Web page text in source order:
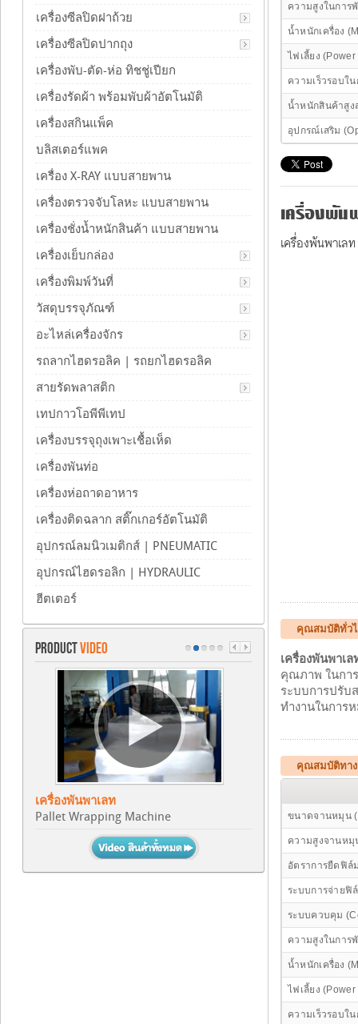
ความสูงในการ
น้ำหนักเครื่อง
ไฟเลี้ยง
ความเร็วรอบใ
น้ำหนักสินค้าสูง
อุปกรณ์เสริม
เครื่องพันพ
เครื่องพันพาเลท
คุณสมบัติทั่วไ
เครื่องพันพาเล
คุณภาพ ในกา
ระบบการปรับ
ทำงานในการ
คุณสมบัติทาง
ขนาดจานหมุน
ความสูงจานหมุ
อัตราการยืดฟิล์
ระบบการจ่ายฟิ
ระบบควบคุม
ความสูงในการ
น้ำหนักเครื่อง
ไฟเลี้ยง
ความเร็วรอบใ
เครื่องซีลปิดฝาถ้วย
เครื่องซีลปิดปากถุง
เครื่องพับ-ตัด-ห่อ ทิชชู่เปียก
เครื่องรัดผ้า พร้อมพับผ้าอัตโนมัติ
เครื่องสกินแพ็ค
บลิสเตอร์แพค
เครื่อง X-RAY แบบสายพาน
เครื่องตรวจจับโลหะ แบบสายพาน
เครื่องชั่งน้ำหนักสินค้า แบบสายพาน
เครื่องเย็บกล่อง
เครื่องพิมพ์วันที่
วัสดุบรรจุภัณฑ์
อะไหล่เครื่องจักร
รถลากไฮดรอลิค | รถยกไฮดรอลิค
สายรัดพลาสติก
เทปกาวโอพีพีเทป
เครื่องบรรจุถุงเพาะเชื้อเห็ด
เครื่องพันท่อ
เครื่องห่อถาดอาหาร
เครื่องติดฉลาก สติ๊กเกอร์อัตโนมัติ
อุปกรณ์ลมนิวเมติกส์ | PNEUMATIC
อุปกรณ์ไฮดรอลิก | HYDRAULIC
ฮีตเตอร์
PRODUCTVIDEO
เครื่องพันพาเลท
Pallet Wrapping Machine